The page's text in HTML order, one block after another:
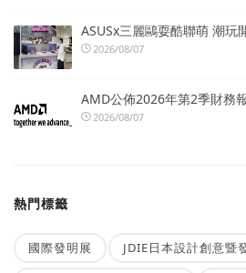
ASUSx三麗鷗耍酷聯萌 潮玩
2026/08/07
AMD公佈2026年第2季財務
2026/08/07
熱門標籤
國際發明展 JDIE日本設計創意暨